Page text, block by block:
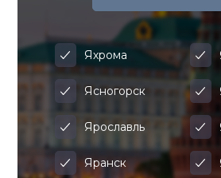
Яхрома
Ясногорск
Ярославль
Яранск